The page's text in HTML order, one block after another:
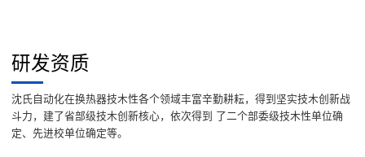
研发资质
沈氏自动化在换热器技木性各个领域丰富辛勤耕耘，得到坚实技木创新战
斗力，建了省部级技木创新核心，依次得到 了二个部委级技木性单位确
定、先进校单位确定等。